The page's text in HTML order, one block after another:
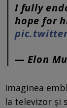
I fully
hope for
— Elon
Imaginea
la televizor și